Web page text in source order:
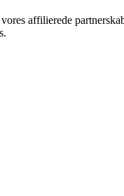
affilierede